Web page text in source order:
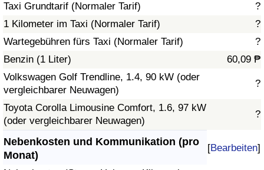
Taxi Grundtarif (Normaler Tarif)
?
1 Kilometer im Taxi (Normaler Tarif)
?
Wartegebühren fürs Taxi (Normaler Tarif)
?
Benzin (1 Liter)
60,09 ₱
Volkswagen Golf Trendline, 1.4, 90 kW (oder
vergleichbarer Neuwagen)
?
Toyota Corolla Limousine Comfort, 1.6, 97 kW
(oder vergleichbarer Neuwagen)
?
Nebenkosten und Kommunikation (pro
Monat)
[Bearbeiten]